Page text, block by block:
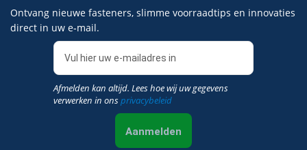
Ontvang nieuwe fasteners, slimme voorraadtips en innovaties
direct in uw e‑mail.
Afmelden kan altijd. Lees hoe wij uw gegevens
verwerken in onsprivacybeleid
Aanmelden